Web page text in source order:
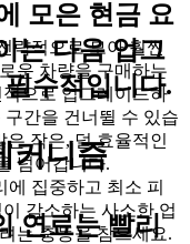
모은 현금 요
는 다음 업그
수적입니다.
커니즘
연료는 빨리
략적으로 모아 훨씬
운 차량을 구매하는
으로 업그레이드하
간을 건너뛸 수 있습
작은, 덜 효율적인
넘어갑니다.
집중하고 최소 피
감소하는 사소한 업
는 충동을 참으세요.